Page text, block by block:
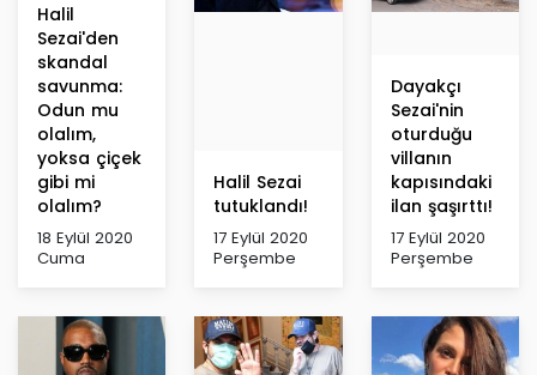
Halil
Sezai'den
skandal
savunma:
Odun mu
olalım,
yoksa çiçek
gibi mi
olalım?
18 Eylül 2020
Cuma
Halil Sezai
tutuklandı!
17 Eylül 2020
Perşembe
Dayakçı
Sezai'nin
oturduğu
villanın
kapısındaki
ilan şaşırttı!
17 Eylül 2020
Perşembe